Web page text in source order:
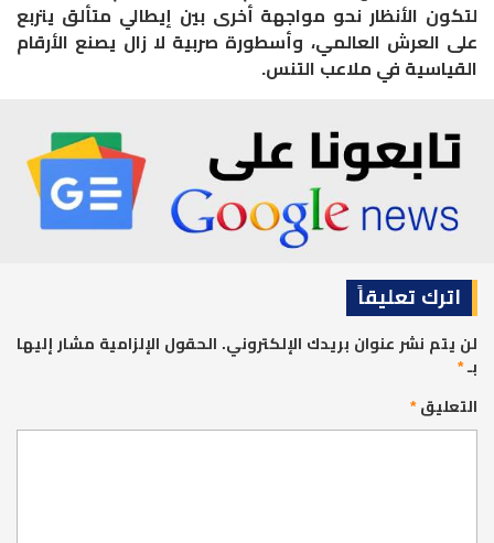
لتكون الأنظار نحو مواجهة أخرى بين إيطالي متألق يتربع
على العرش العالمي، وأسطورة صربية لا زال يصنع الأرقام
القياسية في ملاعب التنس.
اترك تعليقاً
لن يتم نشر عنوان بريدك الإلكتروني. الحقول الإلزامية مشار إليها
بـ*
التعليق*